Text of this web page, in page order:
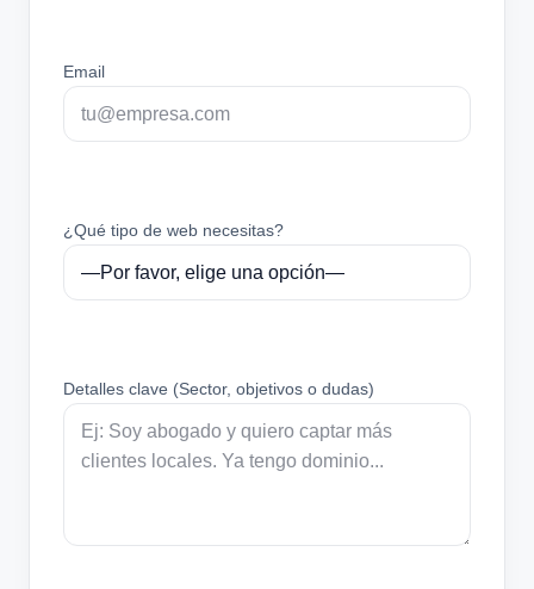
Email
¿Qué tipo de web necesitas?
Detalles clave (Sector, objetivos o dudas)